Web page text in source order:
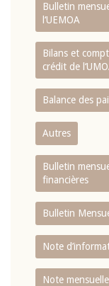
Bulletin
l‘UEMOA
Bilans et
crédit de
Balance des
Autres
Bulletin
financières
Bulletin
Note
Note